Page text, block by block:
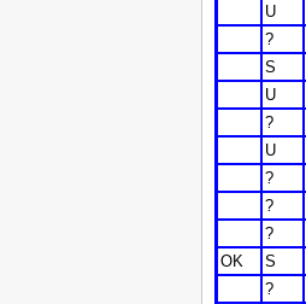
U
?
S
U
?
U
?
?
?
OK
S
?